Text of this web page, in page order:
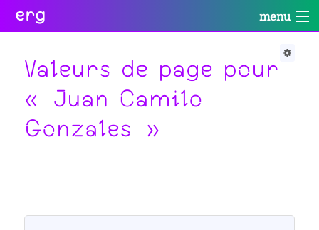
erg menu
Retour
Infos
pratiques
collectives
Retour
Soutien
conseil
des
réussite
Retour
Web
portail
des
réseaux
Rechercher
Valeurs de page pour
« Juan Camilo
Gonzales »